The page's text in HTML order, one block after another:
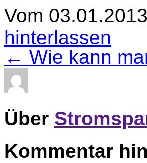
Vom 03.01.2013
hinterlassen
← Wie kann
Über
Kommentar